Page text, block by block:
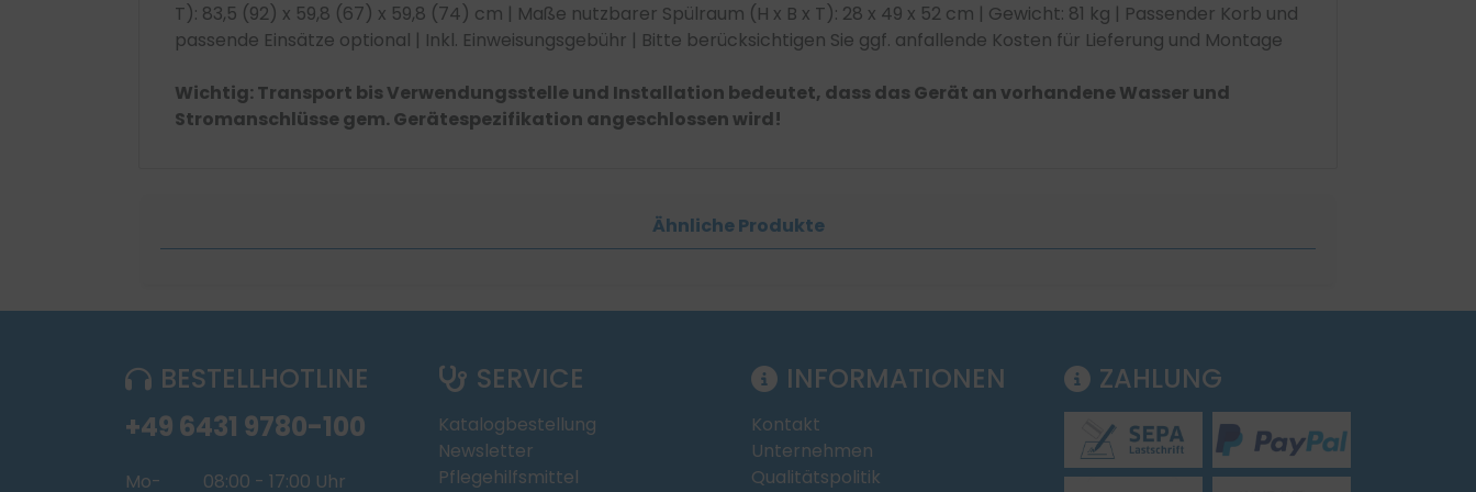
T): 83,5 (92) x 59,8 (67) x 59,8 (74) cm | Maße nutzbarer Spülraum (H x B x T): 28 x 49 x 52 cm | Gewicht: 81 kg | Passender Korb und
passende Einsätze optional | Inkl. Einweisungsgebühr | Bitte berücksichtigen Sie ggf. anfallende Kosten für Lieferung und Montage
Wichtig: Transport bis Verwendungsstelle und Installation bedeutet, dass das Gerät an vorhandene Wasser und
Stromanschlüsse gem. Gerätespezifikation angeschlossen wird!
Ähnliche Produkte
BESTELLHOTLINE
+49 6431 9780-100
Mo- 08:00 - 17:00 Uhr
SERVICE
Katalogbestellung
Newsletter
Pflegehilfsmittel
INFORMATIONEN
Kontakt
Unternehmen
Qualitätspolitik
ZAHLUNG